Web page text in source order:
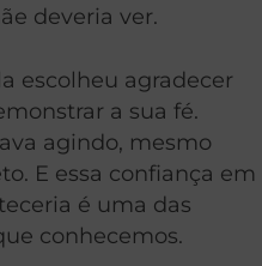
deveria ver.
escolheu agradecer
a sua fé.
agindo, mesmo
E essa confiança em
é uma das
conhecemos.